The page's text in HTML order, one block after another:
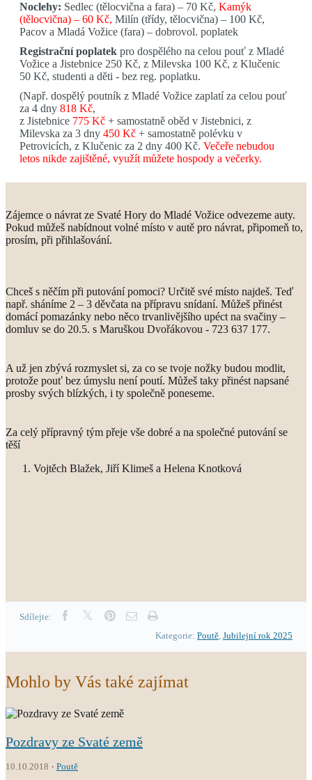
Noclehy: Sedlec (tělocvična a fara) – 70 Kč, Kamýk
(tělocvična) – 60 Kč, Milín (třídy, tělocvična) – 100 Kč,
Pacov a Mladá Vožice (fara) – dobrovol. poplatek
Registrační poplatek pro dospělého na celou pouť z Mladé
Vožice a Jistebnice 250 Kč, z Milevska 100 Kč, z Klučenic
50 Kč, studenti a děti - bez reg. poplatku.
(Např. dospělý poutník z Mladé Vožice zaplatí za celou pouť
za 4 dny 818 Kč,
z Jistebnice 775 Kč + samostatně oběd v Jistebnici, z
Milevska za 3 dny 450 Kč + samostatně polévku v
Petrovicích, z Klučenic za 2 dny 400 Kč. Večeře nebudou
letos nikde zajištěné, využít můžete hospody a večerky.
Zájemce o návrat ze Svaté Hory do Mladé Vožice odvezeme auty.
Pokud můžeš nabídnout volné místo v autě pro návrat, připomeň to,
prosím, při přihlašování.
Chceš s něčím při putování pomoci? Určitě své místo najdeš. Teď
např. sháníme 2 – 3 děvčata na přípravu snídaní. Můžeš přinést
domácí pomazánky nebo něco trvanlivějšího upéct na svačiny –
domluv se do 20.5. s Maruškou Dvořákovou - 723 637 177.
A už jen zbývá rozmyslet si, za co se tvoje nožky budou modlit,
protože pouť bez úmyslu není poutí. Můžeš taky přinést napsané
prosby svých blízkých, i ty společně poneseme.
Za celý přípravný tým přeje vše dobré a na společné putování se
těší
Vojtěch Blažek, Jiří Klimeš a Helena Knotková
Sdílejte:
Kategorie: Poutě, Jubilejní rok 2025
Mohlo by Vás také zajímat
Pozdravy ze Svaté země
10.10.2018 Poutě